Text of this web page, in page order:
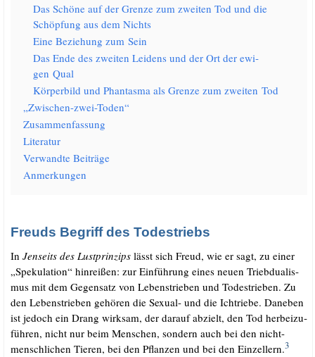
Das Schö­ne auf der Gren­ze zum zwei­ten Tod und die
Schöp­fung aus dem Nichts
Eine Bezie­hung zum Sein
Das Ende des zwei­ten Lei­dens und der Ort der ewi­
gen Qual
Kör­per­bild und Phan­tas­ma als Gren­ze zum zwei­ten Tod
„Zwi­schen-zwei-Toden“
Zusam­men­fas­sung
Lite­ra­tur
Ver­wand­te Beiträge
Anmer­kun­gen
Freuds Begriff des Todestriebs
In Jen­seits des Lust­prin­zipslässt sich Freud, wie er sagt, zu einer
„Spe­ku­la­ti­on“ hin­rei­ßen: zur Ein­füh­rung eines neu­en Trieb­dua­lis­
mus mit dem Gegen­satz von Lebens­trie­ben und Todes­trie­ben. Zu
den Lebens­trie­ben gehö­ren die Sexu­al- und die Icht­rie­be. Dane­ben
ist jedoch ein Drang wirk­sam, der dar­auf abzielt, den Tod her­bei­zu­
füh­ren, nicht nur beim Men­schen, son­dern auch bei den nicht-
mensch­li­chen Tie­ren, bei den Pflan­zen und bei den Ein­zellern.3